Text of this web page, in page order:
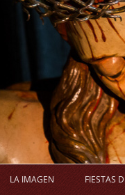
LA IMAGEN FIESTAS